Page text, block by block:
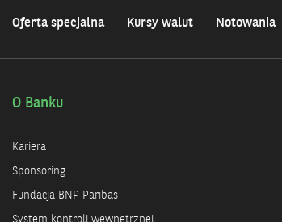
Oferta specjalna Kursy walut Notowania
O Banku
Kariera
Sponsoring
Fundacja BNP Paribas
System kontroli wewnętrznej